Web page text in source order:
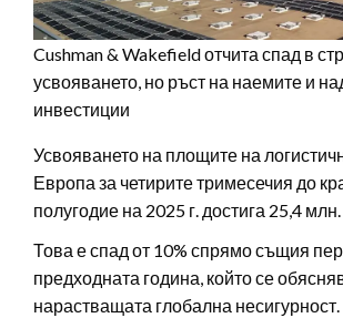
Cushman & Wakefield отчита спад в
усвояването, но ръст на наемите и
инвестиции
Усвояването на площите на
Европа за четирите тримесечия до
полугодие на 2025 г. достига 25,4 млн.
Това е спад от 10% спрямо същия
предходната година, който се
нарастващата глобална несигурност.